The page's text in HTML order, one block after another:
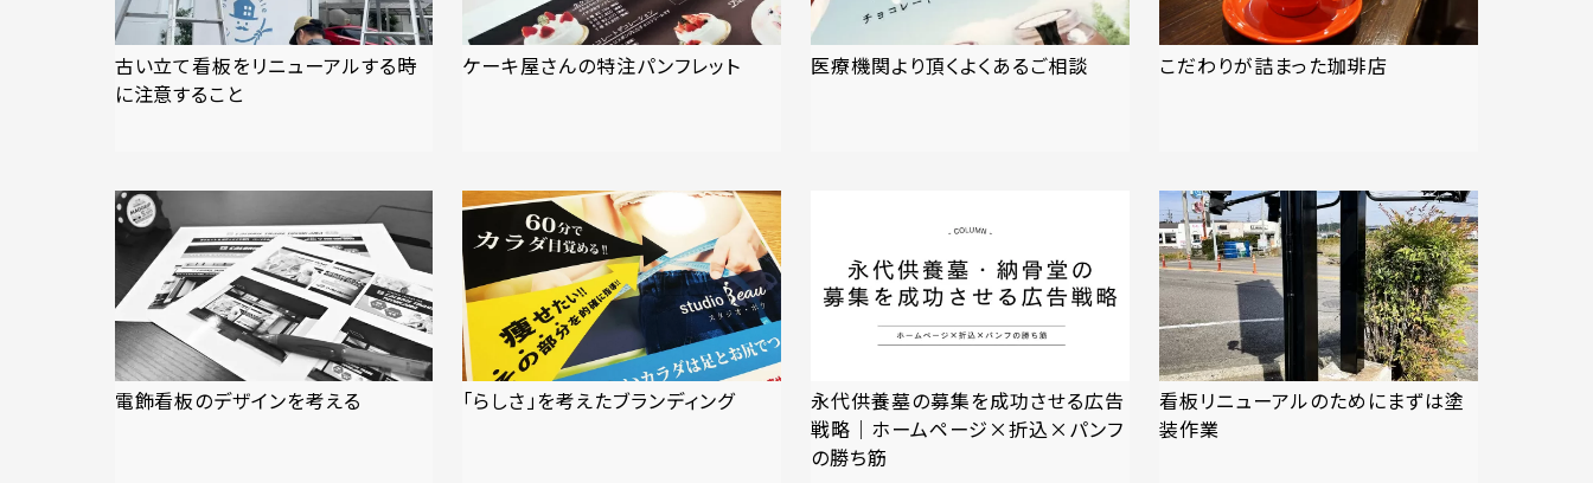
古い立て看板をリニューアルする時
に注意すること
ケーキ屋さんの特注パンフレット 医療機関より頂くよくあるご相談 こだわりが詰まった珈琲店
電飾看板のデザインを考える 「らしさ」を考えたブランディング
永代供養墓の募集を成功させる広告
戦略｜ホームページ×折込×パンフ
の勝ち筋
看板リニューアルのためにまずは塗
装作業